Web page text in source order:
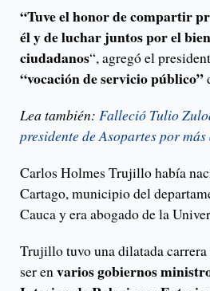
“Tuve el honor de compartir
él y de luchar juntos por el
ciudadanos“, agregó el
“vocación de servicio público”
Lea también: Falleció Tulio
presidente de Asopartes por más
Carlos Holmes Trujillo había
Cartago, municipio del
Cauca y era abogado de la
Trujillo tuvo una dilatada
ser envarios gobiernos